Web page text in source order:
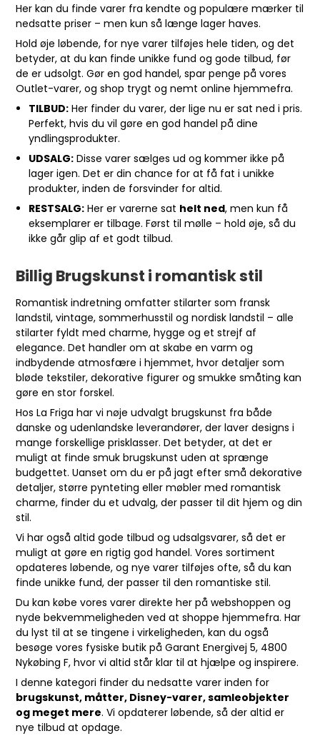
Her kan du finde varer fra kendte og populære mærker til
nedsatte priser – men kun så længe lager haves.
Hold øje løbende, for nye varer tilføjes hele tiden, og det
betyder, at du kan finde unikke fund og gode tilbud, før
de er udsolgt. Gør en god handel, spar penge på vores
Outlet-varer, og shop trygt og nemt online hjemmefra.
TILBUD:Her finder du varer, der lige nu er sat ned i pris.
Perfekt, hvis du vil gøre en god handel på dine
yndlingsprodukter.
UDSALG:Disse varer sælges ud og kommer ikke på
lager igen. Det er din chance for at få fat i unikke
produkter, inden de forsvinder for altid.
RESTSALG:Her er varerne sat helt ned, men kun få
eksemplarer er tilbage. Først til mølle – hold øje, så du
ikke går glip af et godt tilbud.
Billig Brugskunst i romantisk stil
Romantisk indretning omfatter stilarter som fransk
landstil, vintage, sommerhusstil og nordisk landstil – alle
stilarter fyldt med charme, hygge og et strejf af
elegance. Det handler om at skabe en varm og
indbydende atmosfære i hjemmet, hvor detaljer som
bløde tekstiler, dekorative figurer og smukke småting kan
gøre en stor forskel.
Hos La Friga har vi nøje udvalgt brugskunst fra både
danske og udenlandske leverandører, der laver designs i
mange forskellige prisklasser. Det betyder, at det er
muligt at finde smuk brugskunst uden at sprænge
budgettet. Uanset om du er på jagt efter små dekorative
detaljer, større pynteting eller møbler med romantisk
charme, finder du et udvalg, der passer til dit hjem og din
stil.
Vi har også altid gode tilbud og udsalgsvarer, så det er
muligt at gøre en rigtig god handel. Vores sortiment
opdateres løbende, og nye varer tilføjes ofte, så du kan
finde unikke fund, der passer til den romantiske stil.
Du kan købe vores varer direkte her på webshoppen og
nyde bekvemmeligheden ved at shoppe hjemmefra. Har
du lyst til at se tingene i virkeligheden, kan du også
besøge vores fysiske butik på Garant Energivej 5, 4800
Nykøbing F, hvor vi altid står klar til at hjælpe og inspirere.
I denne kategori finder du nedsatte varer inden for
brugskunst, måtter, Disney-varer, samleobjekter
og meget mere. Vi opdaterer løbende, så der altid er
nye tilbud at opdage.